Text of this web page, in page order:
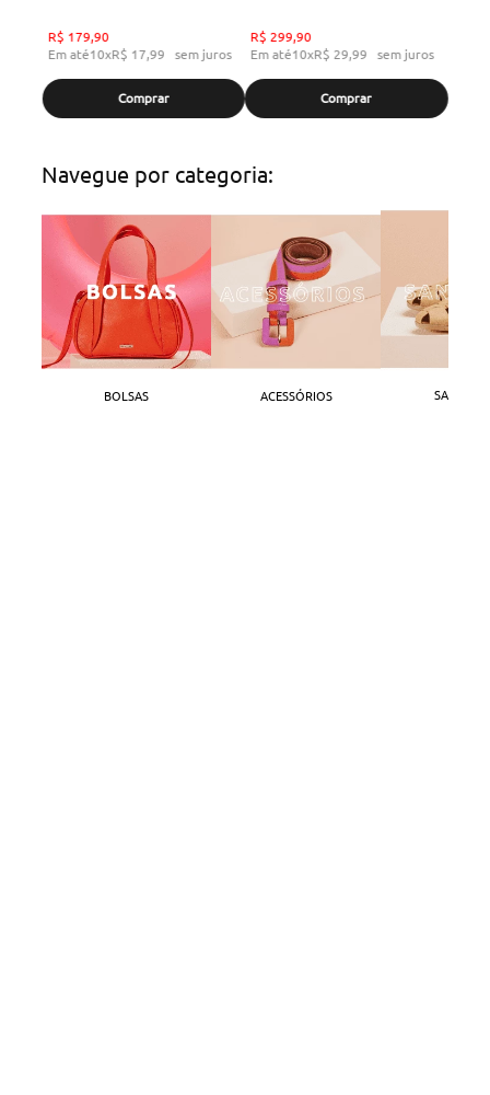
R$ 179,90
Em até10xR$ 17,99 sem juros
Comprar
R$ 299,90
Em até10xR$ 29,99 sem juros
Comprar
Navegue por categoria:
BOLSAS ACESSÓRIOS